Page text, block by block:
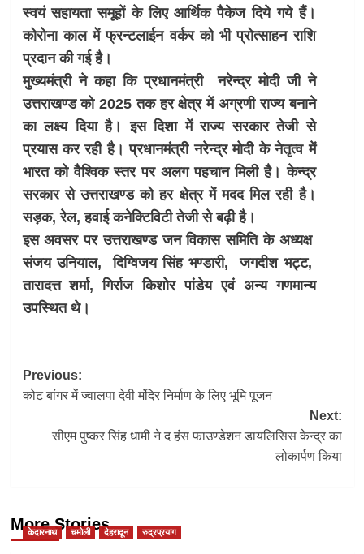
स्वयं सहायता समूहों के लिए आर्थिक पैकेज दिये गये हैं।
कोरोना काल में फ्रन्टलाईन वर्कर को भी प्रोत्साहन राशि
प्रदान की गई है।
मुख्यमंत्री ने कहा कि प्रधानमंत्री नरेन्द्र मोदी जी ने
उत्तराखण्ड को 2025 तक हर क्षेत्र में अग्रणी राज्य बनाने
का लक्ष्य दिया है। इस दिशा में राज्य सरकार तेजी से
प्रयास कर रही है। प्रधानमंत्री नरेन्द्र मोदी के नेतृत्व में
भारत को वैश्विक स्तर पर अलग पहचान मिली है। केन्द्र
सरकार से उत्तराखण्ड को हर क्षेत्र में मदद मिल रही है।
सड़क, रेल, हवाई कनेक्टिविटी तेजी से बढ़ी है।
इस अवसर पर उत्तराखण्ड जन विकास समिति के अध्यक्ष
संजय उनियाल, दिग्विजय सिंह भण्डारी, जगदीश भट्ट,
तारादत्त शर्मा, गिर्राज किशोर पांडेय एवं अन्य गणमान्य
उपस्थित थे।
Post
navigation
Previous:
कोट बांगर में ज्वालपा देवी मंदिर निर्माण के लिए भूमि पूजन
Next:
सीएम पुष्कर सिंह धामी ने द हंस फाउण्डेशन डायलिसिस केन्द्र का
लोकार्पण किया
More Stories
केदारनाथ चमोली देहरादून रुद्रप्रयाग